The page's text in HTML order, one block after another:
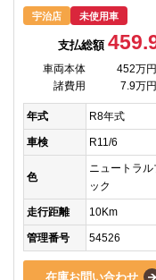
宇治店 未使用車
支払総額
車両本体
452万円
諸費用
7.9万円
年式 R8年式
車検 R11/6
色
ニュートラル
ック
走行距離 10Km
管理番号 54526
在庫お問い合わせ